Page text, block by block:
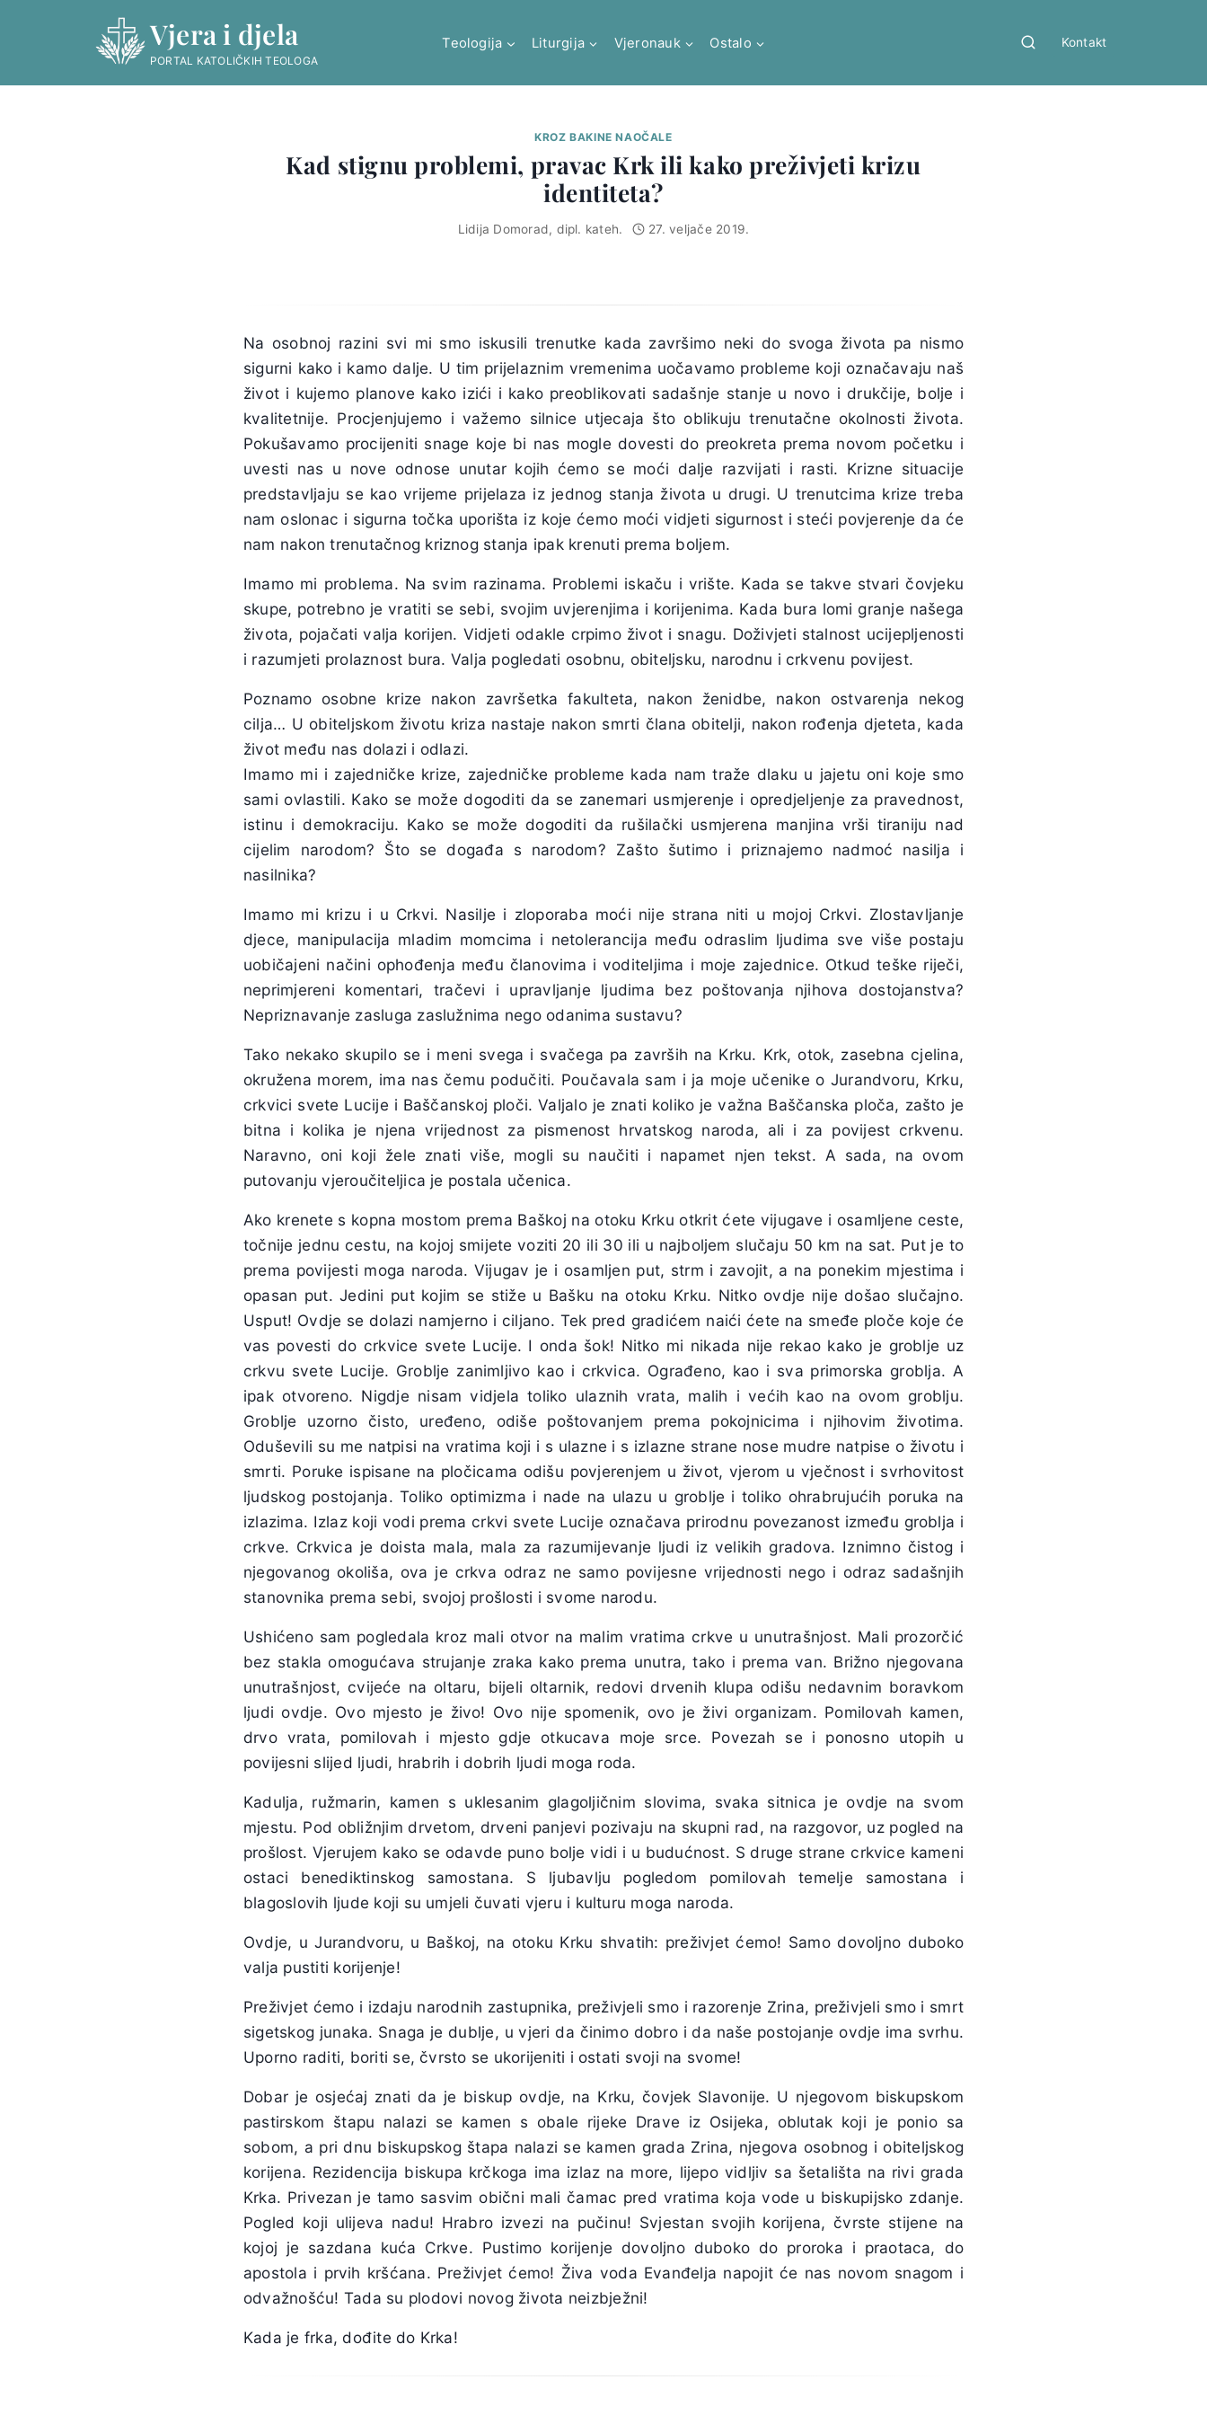
Vjera i djela
PORTAL KATOLIČKIH TEOLOGA
Teologija Liturgija Vjeronauk Ostalo Kontakt
KROZ BAKINE NAOČALE
Kad stignu problemi, pravac Krk ili kako preživjeti krizu
identiteta?
Lidija Domorad, dipl. kateh. 27. veljače 2019.
Na osobnoj razini svi mi smo iskusili trenutke kada završimo neki do svoga života pa nismo
sigurni kako i kamo dalje. U tim prijelaznim vremenima uočavamo probleme koji označavaju naš
život i kujemo planove kako izići i kako preoblikovati sadašnje stanje u novo i drukčije, bolje i
kvalitetnije. Procjenjujemo i važemo silnice utjecaja što oblikuju trenutačne okolnosti života.
Pokušavamo procijeniti snage koje bi nas mogle dovesti do preokreta prema novom početku i
uvesti nas u nove odnose unutar kojih ćemo se moći dalje razvijati i rasti. Krizne situacije
predstavljaju se kao vrijeme prijelaza iz jednog stanja života u drugi. U trenutcima krize treba
nam oslonac i sigurna točka uporišta iz koje ćemo moći vidjeti sigurnost i steći povjerenje da će
nam nakon trenutačnog kriznog stanja ipak krenuti prema boljem.
Imamo mi problema. Na svim razinama. Problemi iskaču i vrište. Kada se takve stvari čovjeku
skupe, potrebno je vratiti se sebi, svojim uvjerenjima i korijenima. Kada bura lomi granje našega
života, pojačati valja korijen. Vidjeti odakle crpimo život i snagu. Doživjeti stalnost ucijepljenosti
i razumjeti prolaznost bura. Valja pogledati osobnu, obiteljsku, narodnu i crkvenu povijest.
Poznamo osobne krize nakon završetka fakulteta, nakon ženidbe, nakon ostvarenja nekog
cilja… U obiteljskom životu kriza nastaje nakon smrti člana obitelji, nakon rođenja djeteta, kada
život među nas dolazi i odlazi.
Imamo mi i zajedničke krize, zajedničke probleme kada nam traže dlaku u jajetu oni koje smo
sami ovlastili. Kako se može dogoditi da se zanemari usmjerenje i opredjeljenje za pravednost,
istinu i demokraciju. Kako se može dogoditi da rušilački usmjerena manjina vrši tiraniju nad
cijelim narodom? Što se događa s narodom? Zašto šutimo i priznajemo nadmoć nasilja i
nasilnika?
Imamo mi krizu i u Crkvi. Nasilje i zloporaba moći nije strana niti u mojoj Crkvi. Zlostavljanje
djece, manipulacija mladim momcima i netolerancija među odraslim ljudima sve više postaju
uobičajeni načini ophođenja među članovima i voditeljima i moje zajednice. Otkud teške riječi,
neprimjereni komentari, tračevi i upravljanje ljudima bez poštovanja njihova dostojanstva?
Nepriznavanje zasluga zaslužnima nego odanima sustavu?
Tako nekako skupilo se i meni svega i svačega pa završih na Krku. Krk, otok, zasebna cjelina,
okružena morem, ima nas čemu podučiti. Poučavala sam i ja moje učenike o Jurandvoru, Krku,
crkvici svete Lucije i Baščanskoj ploči. Valjalo je znati koliko je važna Baščanska ploča, zašto je
bitna i kolika je njena vrijednost za pismenost hrvatskog naroda, ali i za povijest crkvenu.
Naravno, oni koji žele znati više, mogli su naučiti i napamet njen tekst. A sada, na ovom
putovanju vjeroučiteljica je postala učenica.
Ako krenete s kopna mostom prema Baškoj na otoku Krku otkrit ćete vijugave i osamljene ceste,
točnije jednu cestu, na kojoj smijete voziti 20 ili 30 ili u najboljem slučaju 50 km na sat. Put je to
prema povijesti moga naroda. Vijugav je i osamljen put, strm i zavojit, a na ponekim mjestima i
opasan put. Jedini put kojim se stiže u Bašku na otoku Krku. Nitko ovdje nije došao slučajno.
Usput! Ovdje se dolazi namjerno i ciljano. Tek pred gradićem naići ćete na smeđe ploče koje će
vas povesti do crkvice svete Lucije. I onda šok! Nitko mi nikada nije rekao kako je groblje uz
crkvu svete Lucije. Groblje zanimljivo kao i crkvica. Ograđeno, kao i sva primorska groblja. A
ipak otvoreno. Nigdje nisam vidjela toliko ulaznih vrata, malih i većih kao na ovom groblju.
Groblje uzorno čisto, uređeno, odiše poštovanjem prema pokojnicima i njihovim životima.
Oduševili su me natpisi na vratima koji i s ulazne i s izlazne strane nose mudre natpise o životu i
smrti. Poruke ispisane na pločicama odišu povjerenjem u život, vjerom u vječnost i svrhovitost
ljudskog postojanja. Toliko optimizma i nade na ulazu u groblje i toliko ohrabrujućih poruka na
izlazima. Izlaz koji vodi prema crkvi svete Lucije označava prirodnu povezanost između groblja i
crkve. Crkvica je doista mala, mala za razumijevanje ljudi iz velikih gradova. Iznimno čistog i
njegovanog okoliša, ova je crkva odraz ne samo povijesne vrijednosti nego i odraz sadašnjih
stanovnika prema sebi, svojoj prošlosti i svome narodu.
Ushićeno sam pogledala kroz mali otvor na malim vratima crkve u unutrašnjost. Mali prozorčić
bez stakla omogućava strujanje zraka kako prema unutra, tako i prema van. Brižno njegovana
unutrašnjost, cvijeće na oltaru, bijeli oltarnik, redovi drvenih klupa odišu nedavnim boravkom
ljudi ovdje. Ovo mjesto je živo! Ovo nije spomenik, ovo je živi organizam. Pomilovah kamen,
drvo vrata, pomilovah i mjesto gdje otkucava moje srce. Povezah se i ponosno utopih u
povijesni slijed ljudi, hrabrih i dobrih ljudi moga roda.
Kadulja, ružmarin, kamen s uklesanim glagoljičnim slovima, svaka sitnica je ovdje na svom
mjestu. Pod obližnjim drvetom, drveni panjevi pozivaju na skupni rad, na razgovor, uz pogled na
prošlost. Vjerujem kako se odavde puno bolje vidi i u budućnost. S druge strane crkvice kameni
ostaci benediktinskog samostana. S ljubavlju pogledom pomilovah temelje samostana i
blagoslovih ljude koji su umjeli čuvati vjeru i kulturu moga naroda.
Ovdje, u Jurandvoru, u Baškoj, na otoku Krku shvatih: preživjet ćemo! Samo dovoljno duboko
valja pustiti korijenje!
Preživjet ćemo i izdaju narodnih zastupnika, preživjeli smo i razorenje Zrina, preživjeli smo i smrt
sigetskog junaka. Snaga je dublje, u vjeri da činimo dobro i da naše postojanje ovdje ima svrhu.
Uporno raditi, boriti se, čvrsto se ukorijeniti i ostati svoji na svome!
Dobar je osjećaj znati da je biskup ovdje, na Krku, čovjek Slavonije. U njegovom biskupskom
pastirskom štapu nalazi se kamen s obale rijeke Drave iz Osijeka, oblutak koji je ponio sa
sobom, a pri dnu biskupskog štapa nalazi se kamen grada Zrina, njegova osobnog i obiteljskog
korijena. Rezidencija biskupa krčkoga ima izlaz na more, lijepo vidljiv sa šetališta na rivi grada
Krka. Privezan je tamo sasvim obični mali čamac pred vratima koja vode u biskupijsko zdanje.
Pogled koji ulijeva nadu! Hrabro izvezi na pučinu! Svjestan svojih korijena, čvrste stijene na
kojoj je sazdana kuća Crkve. Pustimo korijenje dovoljno duboko do proroka i praotaca, do
apostola i prvih kršćana. Preživjet ćemo! Živa voda Evanđelja napojit će nas novom snagom i
odvažnošću! Tada su plodovi novog života neizbježni!
Kada je frka, dođite do Krka!